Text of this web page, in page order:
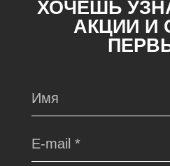
ХОЧЕШЬ
АКЦИИ И